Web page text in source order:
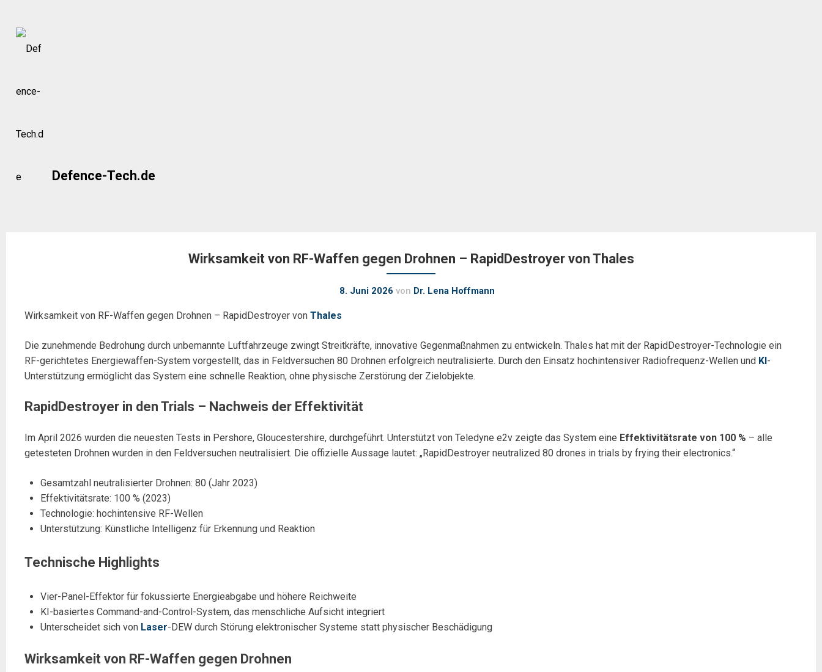
Skip
Defence-Tech.de
Wirksamkeit von RF-Waffen gegen Drohnen – RapidDestroyer von Thales
8. Juni 2026 von Dr. Lena Hoffmann
Wirksamkeit von RF-Waffen gegen Drohnen – RapidDestroyer von Thales
Die zunehmende Bedrohung durch unbemannte Luftfahrzeuge zwingt Streitkräfte, innovative Gegenmaßnahmen zu entwickeln. Thales hat mit der RapidDestroyer-Technologie ein
RF-gerichtetes Energiewaffen-System vorgestellt, das in Feldversuchen 80 Drohnen erfolgreich neutralisierte. Durch den Einsatz hochintensiver Radiofrequenz-Wellen und KI-
Unterstützung ermöglicht das System eine schnelle Reaktion, ohne physische Zerstörung der Zielobjekte.
RapidDestroyer in den Trials – Nachweis der Effektivität
Im April 2026 wurden die neuesten Tests in Pershore, Gloucestershire, durchgeführt. Unterstützt von Teledyne e2v zeigte das System eine Effektivitätsrate von 100 % – alle
getesteten Drohnen wurden in den Feldversuchen neutralisiert. Die offizielle Aussage lautet: „RapidDestroyer neutralized 80 drones in trials by frying their electronics.“
Gesamtzahl neutralisierter Drohnen: 80 (Jahr 2023)
Effektivitätsrate: 100 % (2023)
Technologie: hochintensive RF-Wellen
Unterstützung: Künstliche Intelligenz für Erkennung und Reaktion
Technische Highlights
Vier-Panel-Effektor für fokussierte Energieabgabe und höhere Reichweite
KI-basiertes Command-and-Control-System, das menschliche Aufsicht integriert
Unterscheidet sich von Laser-DEW durch Störung elektronischer Systeme statt physischer Beschädigung
Wirksamkeit von RF-Waffen gegen Drohnen